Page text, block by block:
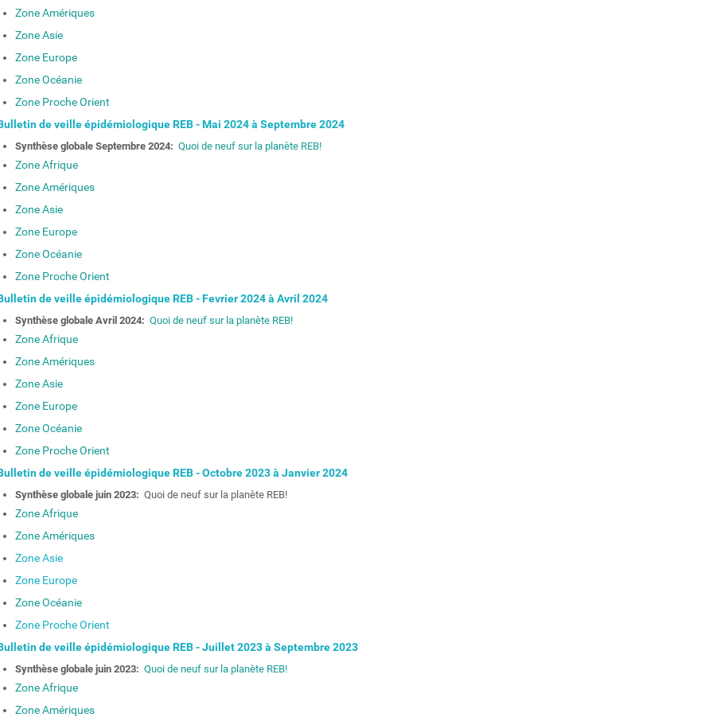
Zone Amériques
Zone Asie
Zone Europe
Zone Océanie
Zone Proche Orient
de veille épidémiologique REB - Mai 2024 à Septembre 2024
Synthèse globale Septembre 2024: Quoi de neuf sur la planète REB!
Zone Afrique
Zone Amériques
Zone Asie
Zone Europe
Zone Océanie
Zone Proche Orient
de veille épidémiologique REB - Fevrier 2024 à Avril 2024
Synthèse globale Avril 2024: Quoi de neuf sur la planète REB!
Zone Afrique
Zone Amériques
Zone Asie
Zone Europe
Zone Océanie
Zone Proche Orient
de veille épidémiologique REB - Octobre 2023 à Janvier 2024
Synthèse globale juin 2023: Quoi de neuf sur la planète REB!
Zone Afrique
Zone Amériques
Zone Asie
Zone Europe
Zone Océanie
Zone Proche Orient
de veille épidémiologique REB - Juillet 2023 à Septembre 2023
Synthèse globale juin 2023: Quoi de neuf sur la planète REB!
Zone Afrique
Zone Amériques